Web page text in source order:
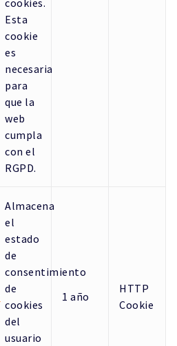
Esta
cookie
es
necesaria
para
que la
web
cumpla
con el
RGPD.
Almacena
el
estado
de
consentimiento
de
cookies
del
usuario
1 año
HTTP
Cookie